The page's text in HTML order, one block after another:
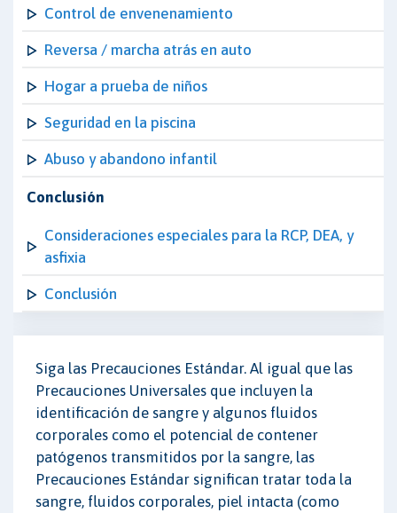
Control de envenenamiento
Reversa / marcha atrás en auto
Hogar a prueba de niños
Seguridad en la piscina
Abuso y abandono infantil
Conclusión
Consideraciones especiales para la RCP, DEA, y
asfixia
Conclusión
Siga las Precauciones Estándar. Al igual que las
Precauciones Universales que incluyen la
identificación de sangre y algunos fluidos
corporales como el potencial de contener
patógenos transmitidos por la sangre, las
Precauciones Estándar significan tratar toda la
sangre, fluidos corporales, piel intacta (como